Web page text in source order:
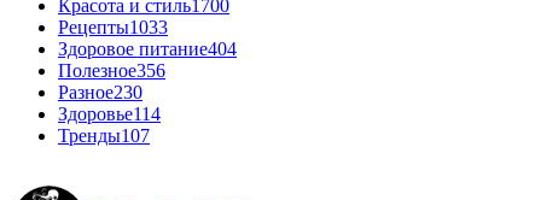
Красота и стиль1700
Рецепты1033
Здоровое питание404
Полезное356
Разное230
Здоровье114
Тренды107